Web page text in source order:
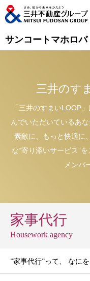
サンコートマホロバ
三井のす
「三井のすまいLOOP
んでいただいているあ
素敵に、もっと快適に
な“寄り添いサービス”
メンバ
家事代行
Housework agency
”家事代行”って、 なに